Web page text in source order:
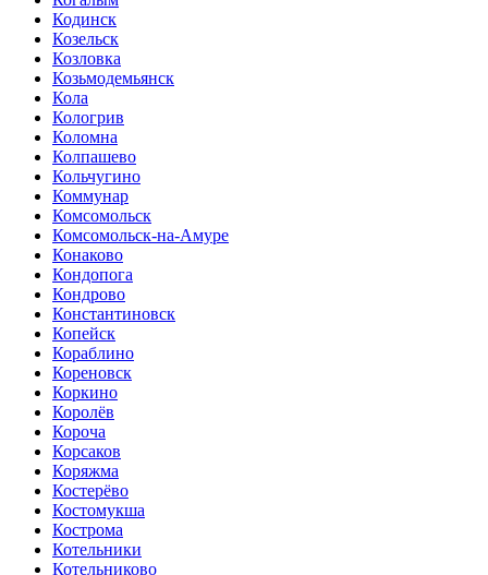
Кодинск
Козельск
Козловка
Козьмодемьянск
Кола
Кологрив
Коломна
Колпашево
Кольчугино
Коммунар
Комсомольск
Комсомольск-на-Амуре
Конаково
Кондопога
Кондрово
Константиновск
Копейск
Кораблино
Кореновск
Коркино
Королёв
Короча
Корсаков
Коряжма
Костерёво
Костомукша
Кострома
Котельники
Котельниково